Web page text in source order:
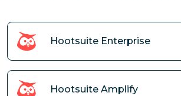
Hootsuite Enterprise
Hootsuite Amplify